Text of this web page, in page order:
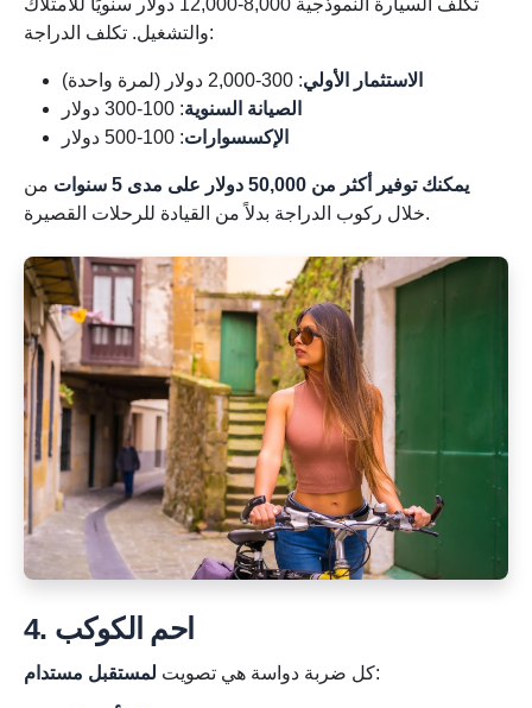
تكلف السيارة النموذجية 8,000-12,000 دولار سنويًا للامتلاك
والتشغيل. تكلف الدراجة:
الاستثمار الأولي: 300-2,000 دولار (لمرة واحدة)
الصيانة السنوية: 100-300 دولار
الإكسسوارات: 100-500 دولار
يمكنك توفير أكثر من 50,000 دولار على مدى 5 سنوات
من
خلال ركوب الدراجة بدلاً من القيادة للرحلات القصيرة.
4. احم الكوكب
كل ضربة دواسة هي تصويت لمستقبل مستدام :